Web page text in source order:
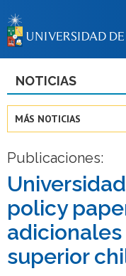
NOTICIAS
MÁS NOTICIAS
Publicaciones:
policy
superior